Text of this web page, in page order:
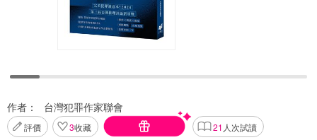
作者： 台灣犯罪作家聯會
評價 3收藏 21 人次試讀